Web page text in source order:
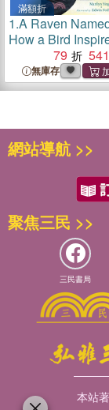
滿額折
1.A Raven
How a Bird
Famous Writers,
Dickens and
Poe
79 541
無庫存
網站導航 >>
聚焦三民 >>
三民書局
本站